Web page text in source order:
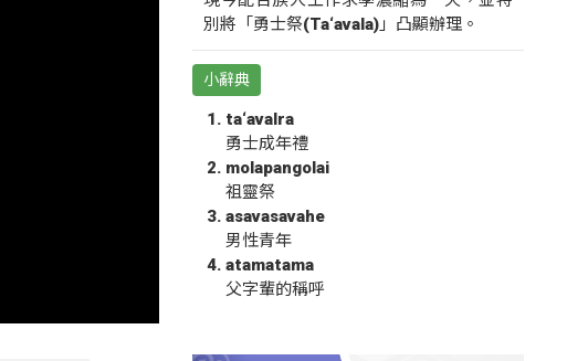
別將「勇士祭(Ta‘avala)」凸顯辦理。
小辭典
ta‘avalra
勇士成年禮
molapangolai
祖靈祭
asavasavahe
男性青年
atamatama
父字輩的稱呼